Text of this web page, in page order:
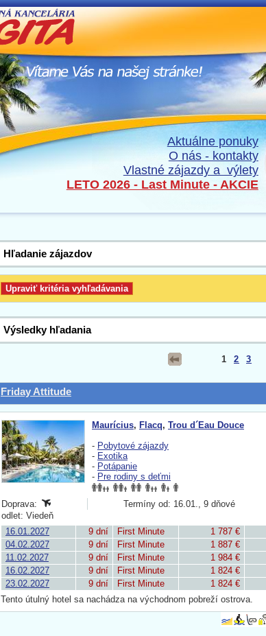
Aktuálne ponuky
O nás - kontakty
Vlastné zájazdy a výlety
LETO 2026 - Last Minute - AKCIE
Hľadanie zájazdov
Výsledky hľadania
1 2 3
Friday Attitude
Maurícius, Flacq, Trou d´Eau Douce
- Pobytové zájazdy
- Exotika
- Potápanie
- Pre rodiny s deťmi
Doprava:
Termíny od: 16.01., 9 dňové
odlet: Viedeň
16.01.2027
9 dní First Minute 1 787 €
04.02.2027
9 dní First Minute 1 887 €
11.02.2027
9 dní First Minute 1 984 €
16.02.2027
9 dní First Minute 1 824 €
23.02.2027
9 dní First Minute 1 824 €
Tento útulný hotel sa nachádza na východnom pobreží ostrova.